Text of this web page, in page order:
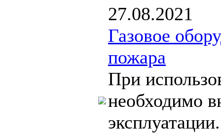
27.08.2021
Газовое
пожара
При
необходимо